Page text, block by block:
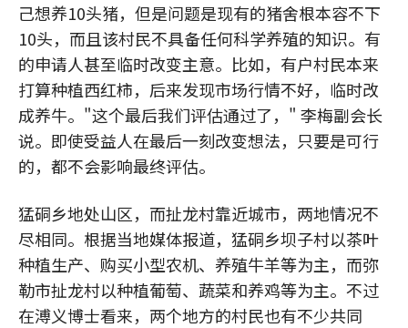
己想养10头猪，但是问题是现有的猪舍根本容不下
10头，而且该村民不具备任何科学养殖的知识。有
的申请人甚至临时改变主意。比如，有户村民本来
打算种植西红柿，后来发现市场行情不好，临时改
成养牛。"这个最后我们评估通过了，" 李梅副会长
说。即使受益人在最后一刻改变想法，只要是可行
的，都不会影响最终评估。
猛硐乡地处山区，而扯龙村靠近城市，两地情况不
尽相同。根据当地媒体报道，猛硐乡坝子村以茶叶
种植生产、购买小型农机、养殖牛羊等为主，而弥
勒市扯龙村以种植葡萄、蔬菜和养鸡等为主。不过
在溥义博士看来，两个地方的村民也有不少共同